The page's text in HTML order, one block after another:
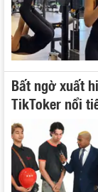
Bất ngờ xuất
TikToker nổi